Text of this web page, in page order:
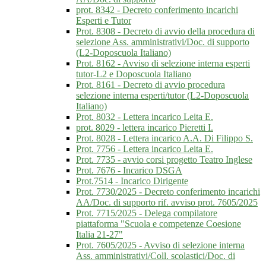
prot. 8342 - Decreto conferimento incarichi
Esperti e Tutor
Prot. 8308 - Decreto di avvio della procedura di
selezione Ass. amministrativi/Doc. di supporto
(L2-Doposcuola Italiano)
Prot. 8162 - Avviso di selezione interna esperti
tutor-L2 e Doposcuola Italiano
Prot. 8161 - Decreto di avvio procedura
selezione interna esperti/tutor (L2-Doposcuola
Italiano)
Prot. 8032 - Lettera incarico Leita E.
prot. 8029 - lettera incarico Pieretti I.
Prot. 8028 - Lettera incarico A.A. Di Filippo S.
Prot. 7756 - Lettera incarico Leita E.
Prot. 7735 - avvio corsi progetto Teatro Inglese
Prot. 7676 - Incarico DSGA
Prot.7514 - Incarico Dirigente
Prot. 7730/2025 - Decreto conferimento incarichi
AA/Doc. di supporto rif. avviso prot. 7605/2025
Prot. 7715/2025 - Delega compilatore
piattaforma "Scuola e competenze Coesione
Italia 21-27"
Prot. 7605/2025 - Avviso di selezione interna
Ass. amministrativi/Coll. scolastici/Doc. di